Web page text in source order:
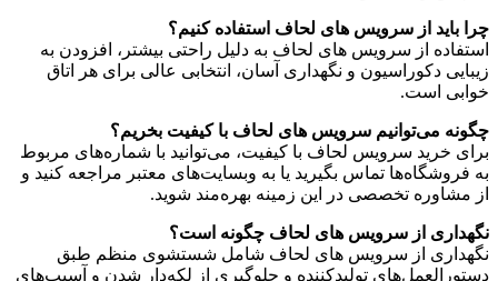
چرا باید از سرویس های لحاف استفاده کنیم؟
استفاده از سرویس های لحاف به دلیل راحتی بیشتر، افزودن به
زیبایی دکوراسیون و نگهداری آسان، انتخابی عالی برای هر اتاق
خوابی است.
چگونه می‌توانیم سرویس های لحاف با کیفیت بخریم؟
برای خرید سرویس لحاف با کیفیت، می‌توانید با شماره‌های مربوط
به فروشگاه‌ها تماس بگیرید یا به وبسایت‌های معتبر مراجعه کنید و
از مشاوره تخصصی در این زمینه بهره‌مند شوید.
نگهداری از سرویس های لحاف چگونه است؟
نگهداری از سرویس های لحاف شامل شستشوی منظم طبق
دستورالعمل‌های تولیدکننده و جلوگیری از لکه‌دار شدن و آسیب‌های